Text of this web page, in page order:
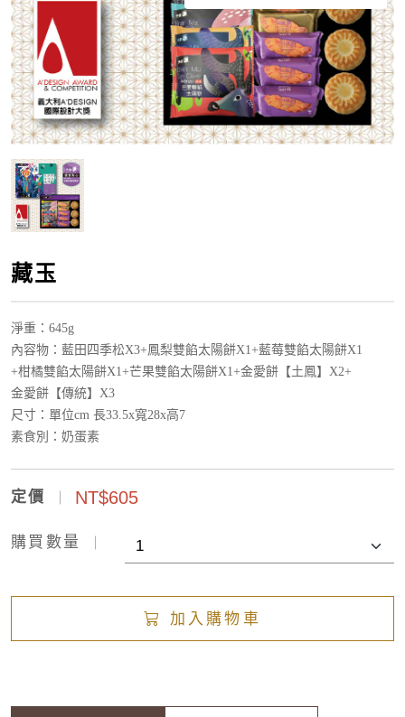
藏玉
淨重 ：645g
內容物： 藍田四季松X3+鳳梨雙餡太陽餅X1 +藍莓雙餡太陽餅X1
+柑橘雙餡太陽餅X1 +芒果雙餡太陽餅X1 +金愛餅【土鳳 】 X2+
金愛餅【傳統】 X3
尺寸：單位cm 長33.5x寬28x高7
素食別：奶蛋素
定價 NT$605
購買數量
加入購物車